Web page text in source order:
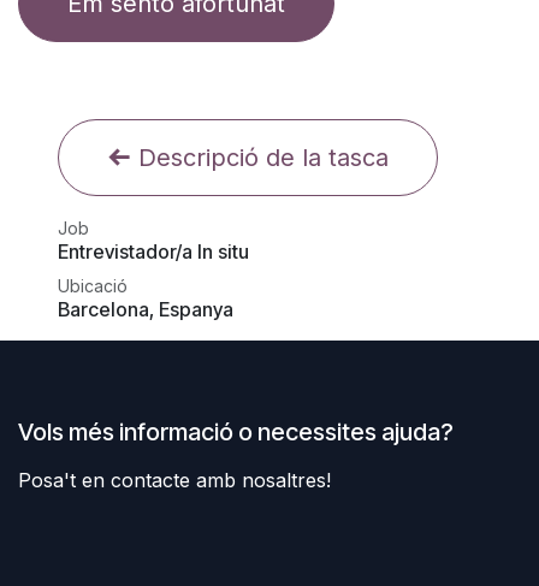
Descripció de la tasca
Job
Entrevistador/a In situ
Ubicació
Barcelona, Espanya
Vols més informació o necessites ajuda?
Posa't en contacte amb nosaltres!